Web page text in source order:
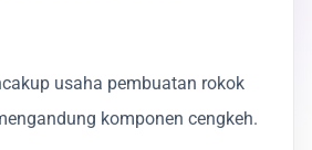
usaha pembuatan rokok
komponen cengkeh.